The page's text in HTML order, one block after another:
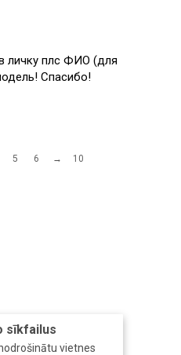
sīkfailus
vietnes
личку плс ФИО (для
Спасибо!
5 6 → 10